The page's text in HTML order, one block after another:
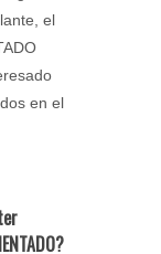
el
en el